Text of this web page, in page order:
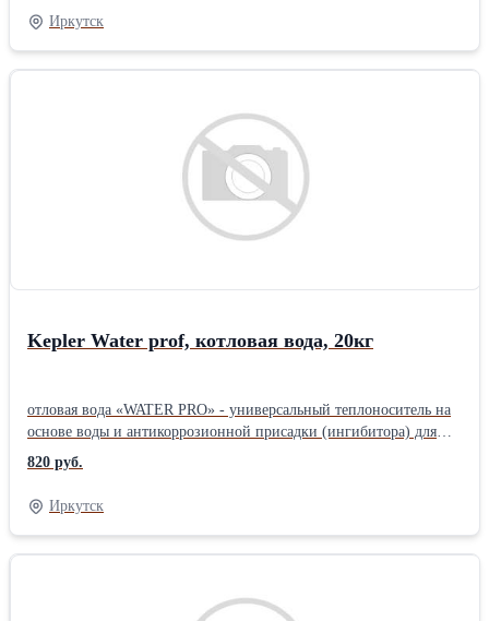
обеспечивая низкие энергозатраты на прокачку в системе.
Благодаря пакету органических присадок защищает
металлические элементы системы от коррозии. Благодаря
Применяется в системах, не допускающих использование МЭГ
или ПГ теплоносителей и не подверженных размораживанию.. -
Полностью бесопасен для человека. - Не агрессивен к
уплотнительным материалам. - Не содержат силикатов,
нитратов, нитритов,фосфатов и боратов. -Наличие
флуоресцентного компонента позволяет оперативно
Иркутск
Kepler Water prof, котловая вода, 20кг
отловая вода «WATER PRO» - универсальный теплоноситель на
основе воды и антикоррозионной присадки (ингибитора) для
систем отопления с температурой внутри системы больше 0 ⁰С.
Обладает высочайшим уровнем теплопроводности и текучести,
обеспечивая низкие энергозатраты на прокачку в системе.
Благодаря пакету органических присадок защищает
металлические элементы системы от коррозии. Благодаря
Применяется в системах, не допускающих использование МЭГ
820 руб.
Иркутск